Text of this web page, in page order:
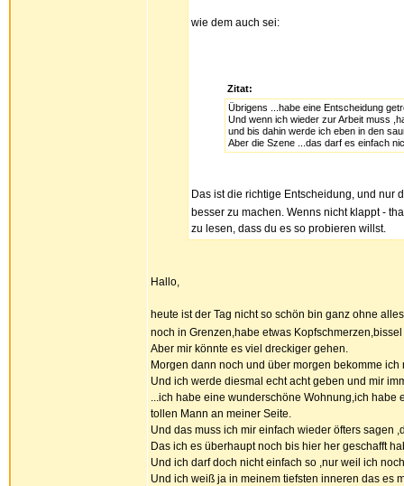
wie dem auch sei:
Zitat:
Übrigens ...habe eine Entscheidung
Und wenn ich wieder zur Arbeit muss
und bis dahin werde ich eben in den
Aber die Szene ...das darf es einfach
Das ist die richtige Entscheidung, und nur
besser zu machen. Wenns nicht klappt -
zu lesen, dass du es so probieren willst.
Hallo,
heute ist der Tag nicht so schön bin ganz ohne
noch in Grenzen,habe etwas
Aber mir könnte es viel dreckiger gehen.
Morgen dann noch und über morgen bekomme
Und ich werde diesmal echt acht geben und mir
...ich habe eine wunderschöne Wohnung,ich
tollen Mann an meiner Seite.
Und das muss ich mir einfach wieder öfters sagen
Das ich es überhaupt noch bis hier her geschafft
Und ich darf doch nicht einfach so ,nur weil ich
Und ich weiß ja in meinem tiefsten inneren das es